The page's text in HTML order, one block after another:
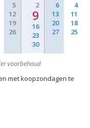
voorbehoud
5
12
19
26
2
9
16
23
30
6
13
20
27
4
11
18
25
met koopzondagen te